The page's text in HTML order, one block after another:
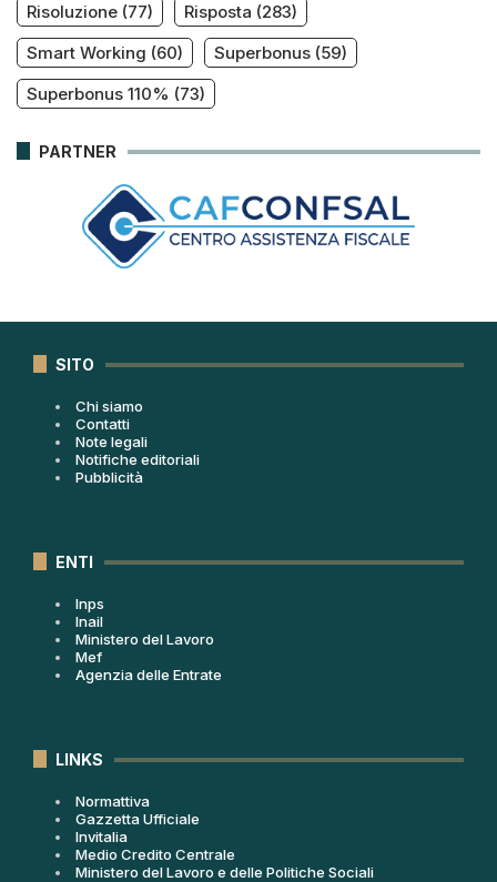
Risoluzione (77) Risposta (283)
Smart Working (60) Superbonus (59)
Superbonus 110% (73)
PARTNER
SITO
Chi siamo
Contatti
Note legali
Notifiche editoriali
Pubblicità
ENTI
Inps
Inail
Ministero del Lavoro
Mef
Agenzia delle Entrate
LINKS
Normattiva
Gazzetta Ufficiale
Invitalia
Medio Credito Centrale
Ministero del Lavoro e delle Politiche Sociali